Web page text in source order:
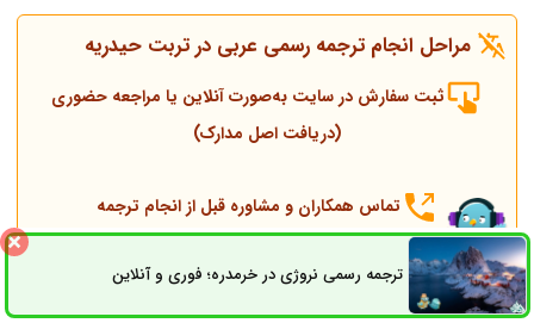
مراحل انجام ترجمه رسمی عربی درتربت‌ حیدریه
ثبت سفارش در سایت به‌صورت آنلاین یا مراجعه حضوری
(دریافت اصل مدارک)
تماس همکاران و مشاوره قبل از انجام ترجمه
انجام ترجمه، مهر و پلمپ توسط مترجم رسمی
ترجمه رسمی نروژی در خرمدره؛ فوری و آنلاینثبت سفارش راه های ارتباطی